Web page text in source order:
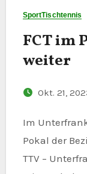
SportTischtennis
FCT im
weiter
Okt. 21,
Im Unterfranken-West Pokal 2023/24 – Bezirks-
Pokal der
TTV –